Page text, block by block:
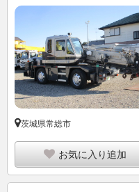
茨城県常総市
お気に入り追加